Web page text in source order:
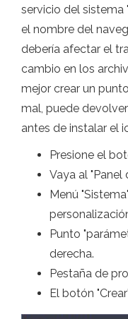
servicio del sistema
el nombre del
debería afectar el
cambio en los
mejor crear un
mal, puede
antes de instalar el
Presione el
Vaya al "Panel
Menú
Punto
derecha.
Pestaña de
El botón